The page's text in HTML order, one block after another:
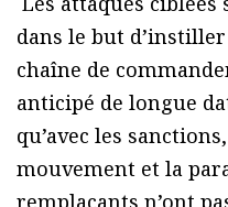
dans le but
chaîne de
anticipé de longue
qu’avec les
mouvement et la
remplaçants n’ont